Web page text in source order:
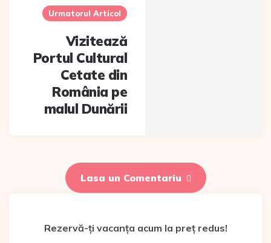
navigation
Urmatorul Articol
Vizitează
Portul Cultural
Cetate din
România pe
malul Dunării
Lasa un Comentariu
Rezervă-ți vacanța acum la preț redus!